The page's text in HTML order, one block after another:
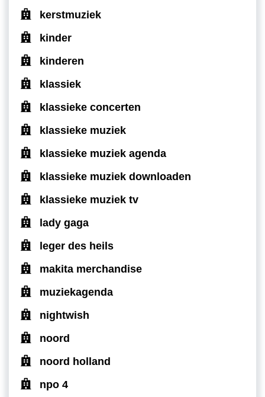
kerstmuziek
kinder
kinderen
klassiek
klassieke concerten
klassieke muziek
klassieke muziek agenda
klassieke muziek downloaden
klassieke muziek tv
lady gaga
leger des heils
makita merchandise
muziekagenda
nightwish
noord
noord holland
npo 4